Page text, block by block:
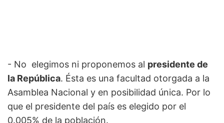
- No elegimos ni proponemos al presidente de
la República. Ésta es una facultad otorgada a la
Asamblea Nacional y en posibilidad única. Por lo
que el presidente del país es elegido por el
0.005% de la población.